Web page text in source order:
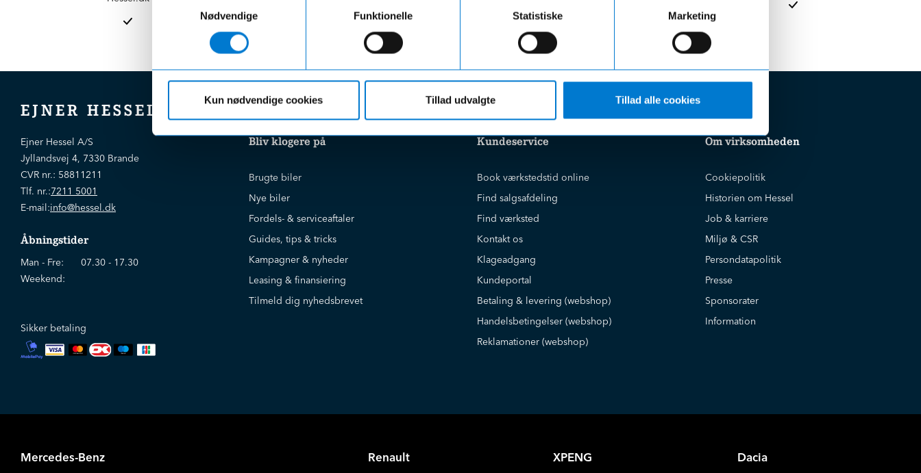
Nødvendige
Funktionelle Statistiske Marketing
Kun nødvendige cookies Tillad udvalgte Tillad alle cookies
afdelinger uanset beløbet på din ordre
EJNER HESSEL
Ejner Hessel A/S
Jyllandsvej 4, 7330 Brande
CVR nr.: 58811211
Tlf. nr.:7211 5001
E-mail:info@hessel.dk
Åbningstider
Man - Fre:
07.30 - 17.30
Weekend:
Sikker betaling
Bliv klogere på
Brugte biler
Nye biler
Fordels- & serviceaftaler
Guides, tips & tricks
Kampagner & nyheder
Leasing & finansiering
Tilmeld dig nyhedsbrevet
Kundeservice
Book værkstedstid online
Find salgsafdeling
Find værksted
Kontakt os
Klageadgang
Kundeportal
Betaling & levering (webshop)
Handelsbetingelser (webshop)
Reklamationer (webshop)
Om virksomheden
Cookiepolitik
Historien om Hessel
Job & karriere
Miljø & CSR
Persondatapolitik
Presse
Sponsorater
Information
Mercedes-Benz Renault XPENG Dacia